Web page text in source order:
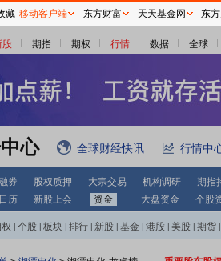
股 期指 期权 行情 数据 全球
心 全球财经快讯 行情中
券 股权质押 大宗交易 机构调研
期指
历 新股上会 资金 大盘资金 个股
个股 板块 排行 新股 基金 港股 美股 期货
藏 移动客户端 东方财富 天天基金网 东